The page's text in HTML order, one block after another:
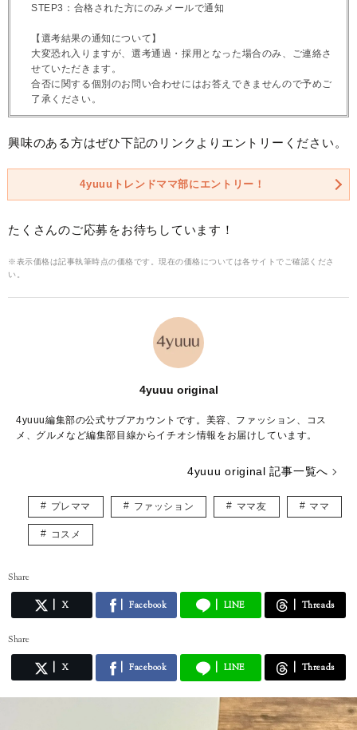
STEP3：合格された方にのみメールで通知
【選考結果の通知について】
大変恐れ入りますが、選考通過・採用となった場合のみ、ご連絡さ
せていただきます。
合否に関する個別のお問い合わせにはお答えできませんので予めご
了承ください。
興味のある方はぜひ下記のリンクよりエントリーください。
4yuuuトレンドママ部にエントリー！
たくさんのご応募をお待ちしています！
※表示価格は記事執筆時点の価格です。現在の価格については各サイトでご確認くださ
い。
4yuuu original
4yuuu編集部の公式サブアカウントです。美容、ファッション、コス
メ、グルメなど編集部目線からイチオシ情報をお届けしています。
4yuuu original 記事一覧へ
プレママ ファッション ママ友 ママ
コスメ
Share
X Facebook LINE Threads
Share
X Facebook LINE Threads